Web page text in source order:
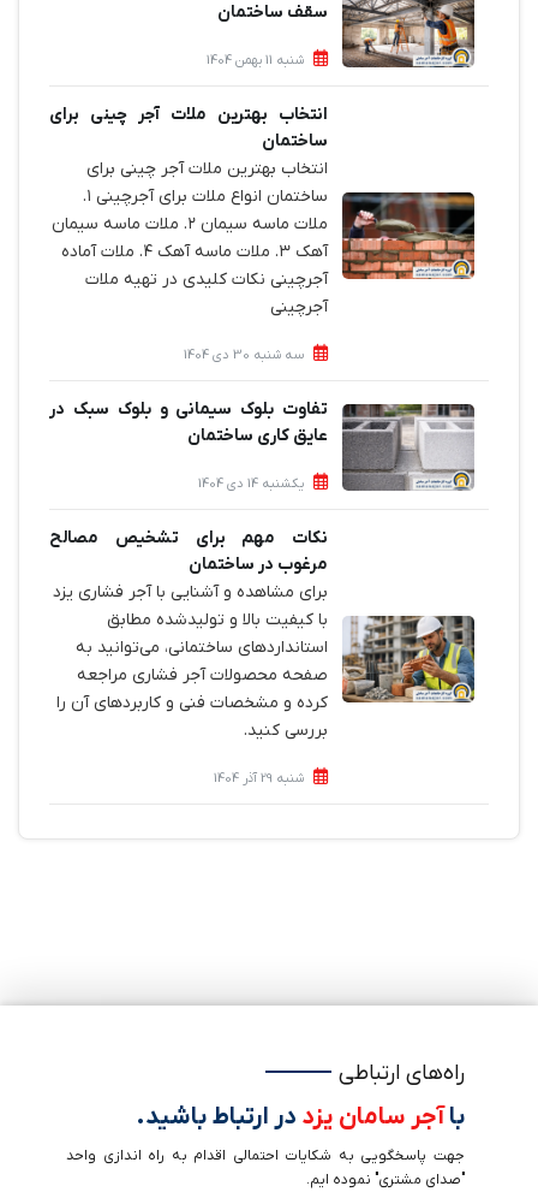
سقف ساختمان
شنبه 11 بهمن 1404
انتخاب بهترین ملات آجر چینی برای
ساختمان‌
انتخاب بهترین ملات آجر چینی برای
ساختمان‌ انواع ملات برای آجرچینی ۱.
ملات ماسه سیمان ۲. ملات ماسه سیمان
آهک ۳. ملات ماسه آهک ۴. ملات آماده
آجرچینی نکات کلیدی در تهیه ملات
آجرچینی
سه شنبه 30 دی 1404
تفاوت بلوک سیمانی و بلوک سبک در
عایق کاری ساختمان
یکشنبه 14 دی 1404
نکات مهم برای تشخیص مصالح
مرغوب در ساختمان
برای مشاهده و آشنایی با آجر فشاری یزد
با کیفیت بالا و تولیدشده مطابق
استانداردهای ساختمانی، می‌توانید به
صفحه محصولات آجر فشاری مراجعه
کرده و مشخصات فنی و کاربردهای آن را
بررسی کنید.
شنبه 29 آذر 1404
راه‌های ارتباطی
باآجر سامان یزد در ارتباط باشید.
جهت پاسخگویی به شکایات احتمالی اقدام به راه اندازی واحد
"صدای مشتری" نموده ایم.